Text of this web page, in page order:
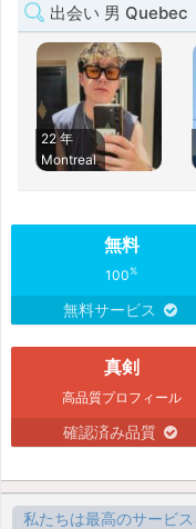
出会い 男 Quebec
22 年
Montreal
無料
100%
無料サービス
真剣
高品質プロフィール
確認済み品質
私たちは最高のサービ